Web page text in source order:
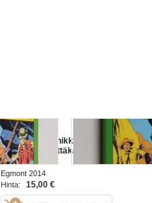
Tex Willer Kronikka 39 : Veristä
hiekkaa - Pidättäkää Tex Willer!
Egmont 2014
Hinta:
15,00 €